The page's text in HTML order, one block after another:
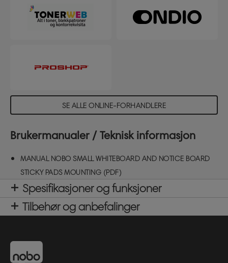
SE ALLE ONLINE-FORHANDLERE
Brukermanualer / Teknisk informasjon
MANUAL NOBO SMALL WHITEBOARD AND NOTICE BOARD
STICKY PADS MOUNTING (PDF)
Spesifikasjoner og funksjoner
Tilbehør og anbefalinger